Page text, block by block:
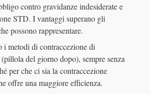
contro gravidanze indesiderate e
STD. I vantaggi superano gli
possono rappresentare.
i metodi di contraccezione di
(pillola del giorno dopo), sempre senza
per che ci sia la contraccezione
offre una maggiore efficienza.